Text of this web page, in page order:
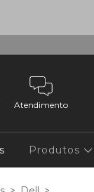
Atendimento
Produtos